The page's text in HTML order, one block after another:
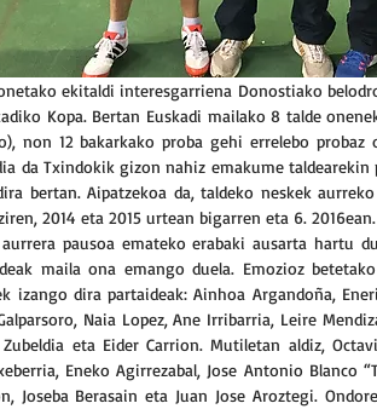
ekitaldi interesgarriena Donostiako
Kopa. Bertan Euskadi mailako 8 talde
non 12 bakarkako proba gehi errelebo
da Txindokik gizon nahiz emakume
bertan. Aipatzekoa da, taldeko neskek
2014 eta 2015 urtean bigarren eta 6. 2016ean.
pausoa emateko erabaki ausarta hartu
maila ona emango duela. Emozioz
izango dira partaideak: Ainhoa Argandoña,
Naia Lopez, Ane Irribarria, Leire
eta Eider Carrion. Mutiletan aldiz,
Eneko Agirrezabal, Jose Antonio Blanco
Joseba Berasain eta Juan Jose Aroztegi.